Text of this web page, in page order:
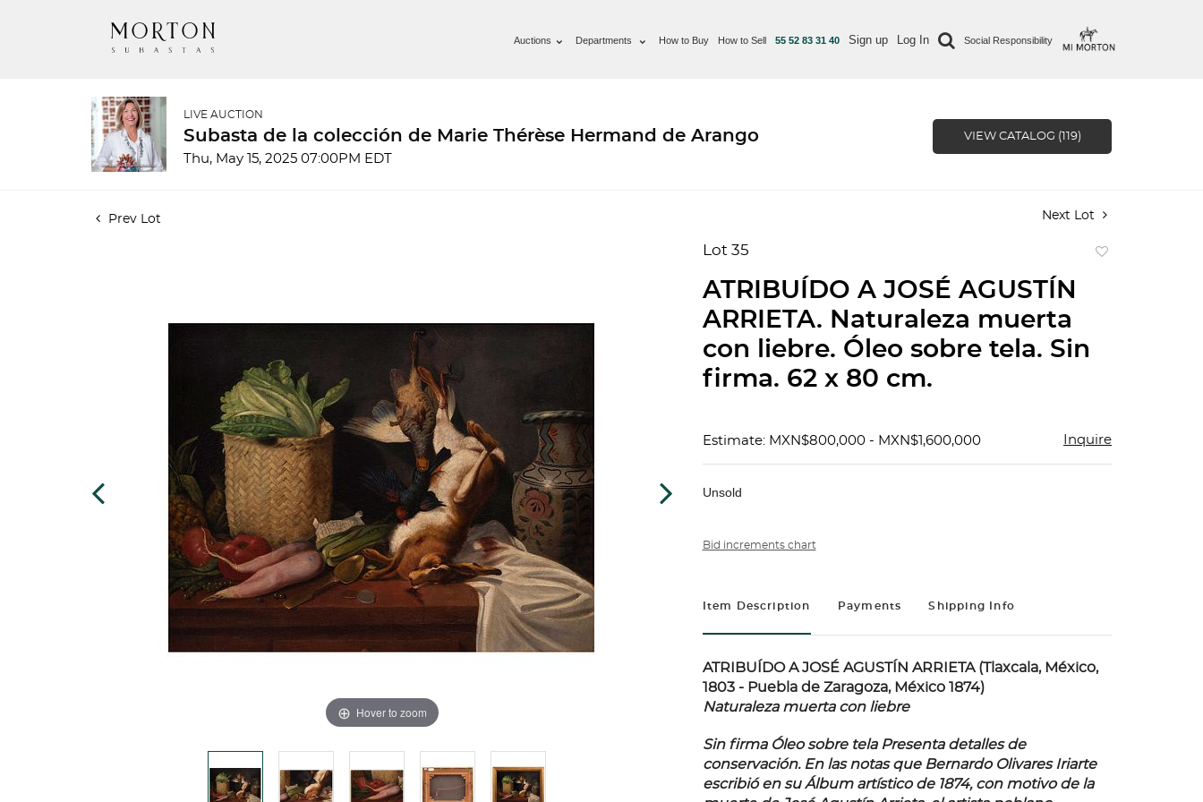
Auctions Departments How to Buy How to Sell 55 52 83 31 40 Sign up Log In Social Responsibility
LIVE AUCTION
Subasta de la colección de Marie Thérèse Hermand de Arango
Thu, May 15, 2025 07:00PM EDT
VIEW CATALOG (119)
Prev Lot Next Lot
Hover to zoom
Lot 35
ATRIBUÍDO A JOSÉ AGUSTÍN
ARRIETA. Naturaleza muerta
con liebre. Óleo sobre tela. Sin
firma. 62 x 80 cm.
Estimate: MXN$800,000 - MXN$1,600,000 Inquire
Unsold
Bid increments chart
Item Description Payments Shipping Info
ATRIBUÍDO A JOSÉ AGUSTÍN ARRIETA (Tlaxcala, México,
1803 - Puebla de Zaragoza, México 1874)
Naturaleza muerta con liebre
Sin firma Óleo sobre tela Presenta detalles de
conservación. En las notas que Bernardo Olivares Iriarte
escribió en su Álbum artístico de 1874, con motivo de la